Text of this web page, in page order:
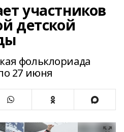
участников
детской
фольклориада
27 июня